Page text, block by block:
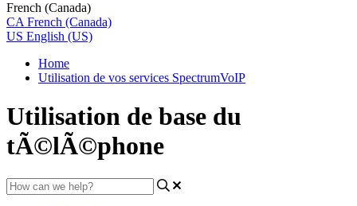
French (Canada)
CA French (Canada)
US English (US)
Home
Utilisation de vos services SpectrumVoIP
Utilisation de base du
tÃ©lÃ©phone